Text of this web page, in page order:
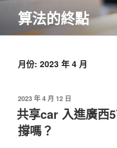
主
算法的終點
月份: 2023 年 4 月
發
佈
於
2023 年 4 月 12 日
共享car 入進廣西
撐嗎？